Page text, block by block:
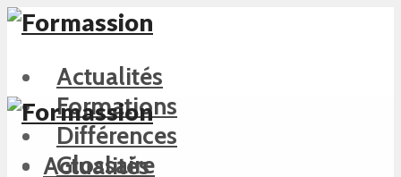
Actualités
Formations
Différences
Glossaire
Actualités